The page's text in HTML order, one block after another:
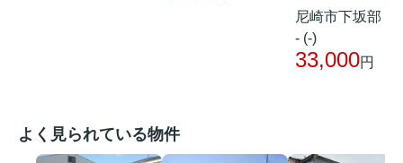
尼崎市下坂部２
- (-)
33,000円
よく見られている物件